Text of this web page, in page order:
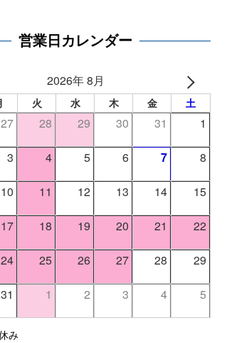
営業日カレンダー
2026年 8月
火 水 木 金 土
27 28 29 30 31 1
3 4 5 6 7 8
10 11 12 13 14 15
17 18 19 20 21 22
24 25 26 27 28 29
31 1 2 3 4 5
み